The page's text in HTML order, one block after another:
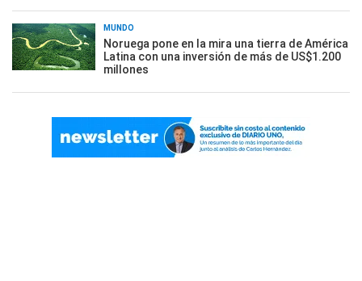
MUNDO
Noruega pone en la mira una tierra de América
Latina con una inversión de más de US$1.200
millones